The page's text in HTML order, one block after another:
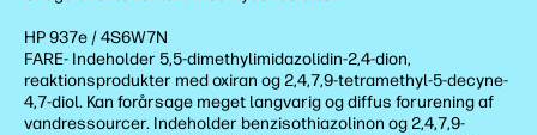
HP 937e / 4S6W7N
FARE- Indeholder 5,5-dimethylimidazolidin-2,4-dion,
reaktionsprodukter med oxiran og 2,4,7,9-tetramethyl-5-decyne-
4,7-diol. Kan forårsage meget langvarig og diffus forurening af
vandressourcer. Indeholder benzisothiazolinon og 2,4,7,9-